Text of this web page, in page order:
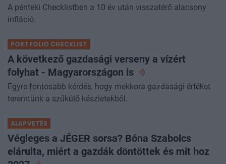
A pénteki Checklistben a 10 év után visszatérő alacsony
infláció.
PORTFOLIO CHECKLIST
A következő gazdasági verseny a vízért
folyhat - Magyarországon is
Egyre fontosabb kérdés, hogy mekkora gazdasági értéket
teremtünk a szűkülő készletekből.
ALAPVETÉS
Végleges a JÉGER sorsa? Bóna Szabolcs
elárulta, miért a gazdák döntöttek és mit hoz